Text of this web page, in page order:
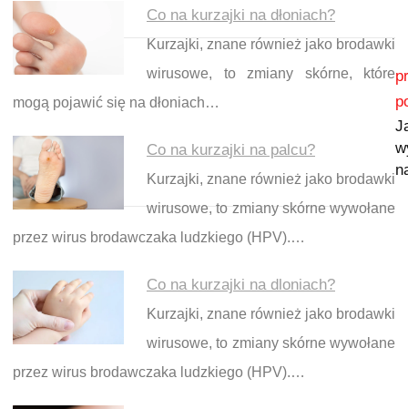
Co na kurzajki na dłoniach?
Kurzajki, znane również jako brodawki
wirusowe, to zmiany skórne, które
mogą pojawić się na dłoniach…
Co na kurzajki na palcu?
Kurzajki, znane również jako brodawki
wirusowe, to zmiany skórne wywołane
przez wirus brodawczaka ludzkiego (HPV).…
Co na kurzajki na dloniach?
Kurzajki, znane również jako brodawki
wirusowe, to zmiany skórne wywołane
przez wirus brodawczaka ludzkiego (HPV).…
Nawigacja wpisu